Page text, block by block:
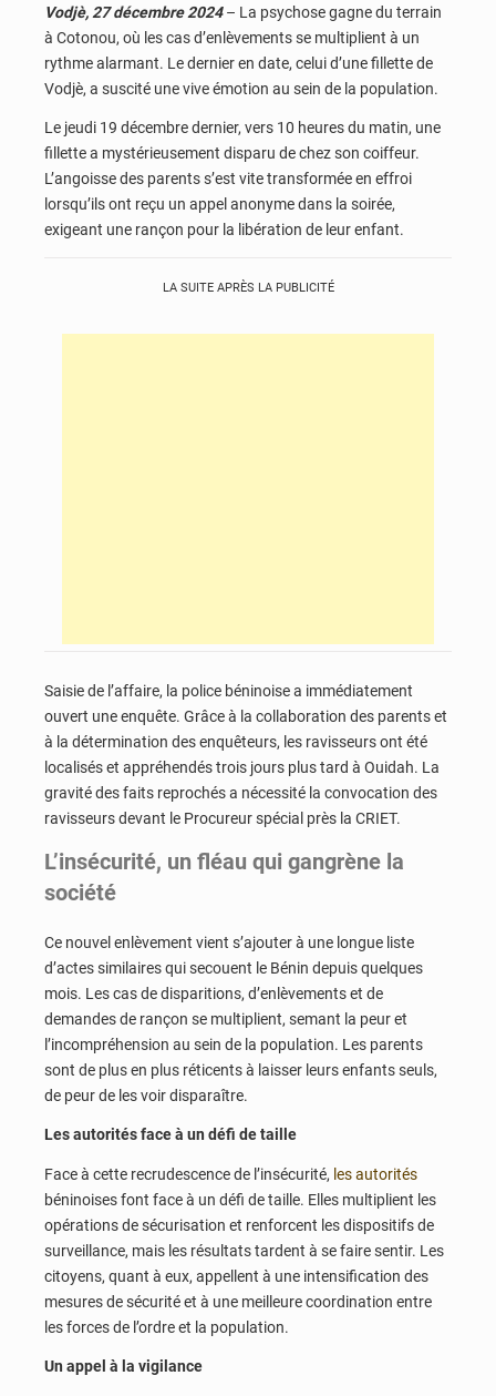
Vodjè, 27 décembre 2024 – La psychose gagne du terrain
à Cotonou, où les cas d’enlèvements se multiplient à un
rythme alarmant. Le dernier en date, celui d’une fillette de
Vodjè, a suscité une vive émotion au sein de la population.
Le jeudi 19 décembre dernier, vers 10 heures du matin, une
fillette a mystérieusement disparu de chez son coiffeur.
L’angoisse des parents s’est vite transformée en effroi
lorsqu’ils ont reçu un appel anonyme dans la soirée,
exigeant une rançon pour la libération de leur enfant.
LA SUITE APRÈS LA PUBLICITÉ
Saisie de l’affaire, la police béninoise a immédiatement
ouvert une enquête. Grâce à la collaboration des parents et
à la détermination des enquêteurs, les ravisseurs ont été
localisés et appréhendés trois jours plus tard à Ouidah. La
gravité des faits reprochés a nécessité la convocation des
ravisseurs devant le Procureur spécial près la CRIET.
L’insécurité, un fléau qui gangrène la
société
Ce nouvel enlèvement vient s’ajouter à une longue liste
d’actes similaires qui secouent le Bénin depuis quelques
mois. Les cas de disparitions, d’enlèvements et de
demandes de rançon se multiplient, semant la peur et
l’incompréhension au sein de la population. Les parents
sont de plus en plus réticents à laisser leurs enfants seuls,
de peur de les voir disparaître.
Les autorités face à un défi de taille
Face à cette recrudescence de l’insécurité, les autorités
béninoises font face à un défi de taille. Elles multiplient les
opérations de sécurisation et renforcent les dispositifs de
surveillance, mais les résultats tardent à se faire sentir. Les
citoyens, quant à eux, appellent à une intensification des
mesures de sécurité et à une meilleure coordination entre
les forces de l’ordre et la population.
Un appel à la vigilance